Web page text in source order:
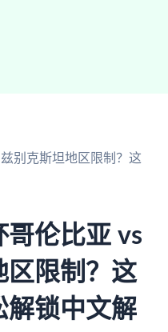
别克斯坦地区限制？这
哥伦比亚 vs
区限制？这
解锁中文解